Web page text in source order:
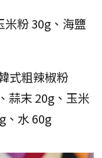
米粉 30g、海鹽
式粗辣椒粉
蒜末 20g、玉米
、水 60g